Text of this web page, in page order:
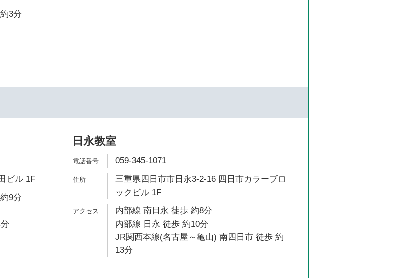
3分
ビル 1F
9分
日永教室
059-345-1071
三重県四日市市日永3-2-16 四日市カラーブロ
ックビル 1F
内部線 南日永 徒歩 約8分
内部線 日永 徒歩 約10分
JR関西本線(名古屋～亀山) 南四日市 徒歩 約
13分